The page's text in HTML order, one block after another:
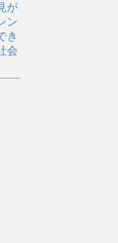
が
ン
き
会